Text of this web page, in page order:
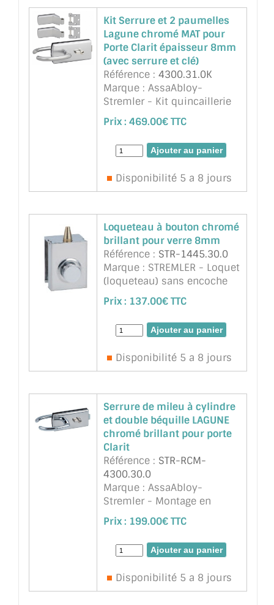
Kit Serrure et 2 paumelles
Lagune chromé MAT pour
Porte Clarit épaisseur 8mm
(avec serrure et clé)
Référence : 4300.31.0K
Marque : AssaAbloy-
Stremler - Kit quincaillerie
Lagune chromé MAT pour
Porte Clarit épaisseur 8mm
ou 10mm , ref 4300 Serrure,
2 paumelles ref.4200.31 (ou
(ref 3206 ou équivalent Lo ...
suite
Prix : 469.00€ TTC
Disponibilité 5 a 8 jours
Loqueteau à bouton chromé
brillant pour verre 8mm
Référence : STR-1445.30.0
Marque : STREMLER - Loquet
(loqueteau) sans encoche
dans le verre. Se pose sur le
chant du verre (jeu
minimum 4mm). Blocage
du pêne en position sortie
ou 12mm. Livré avec ...
suite
Prix : 137.00€ TTC
Disponibilité 5 a 8 jours
Serrure de mileu à cylindre
et double béquille LAGUNE
chromé brillant pour porte
Clarit
Référence : STR-RCM-
4300.30.0
Marque : AssaAbloy-
Stremler - Montage en
encoche 64A pour verre
trempé de 8mm et 10mm.
Livré avec gache plate et 3
clés.
Prix : 199.00€ TTC
Disponibilité 5 a 8 jours